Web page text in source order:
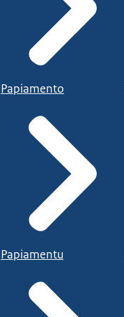
Papiamento
Papiamentu